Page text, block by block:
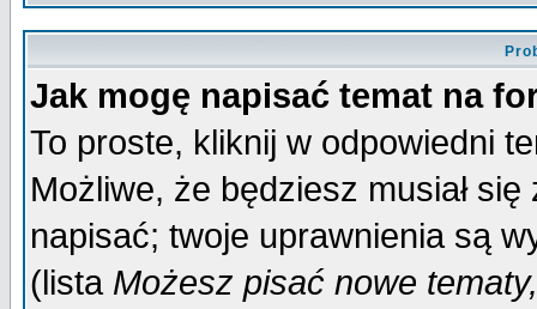
Jak mogę napisać temat na
To proste, kliknij w odpowiedni
Możliwe, że będziesz musiał
napisać; twoje uprawnienia są
(lista Możesz pisać nowe